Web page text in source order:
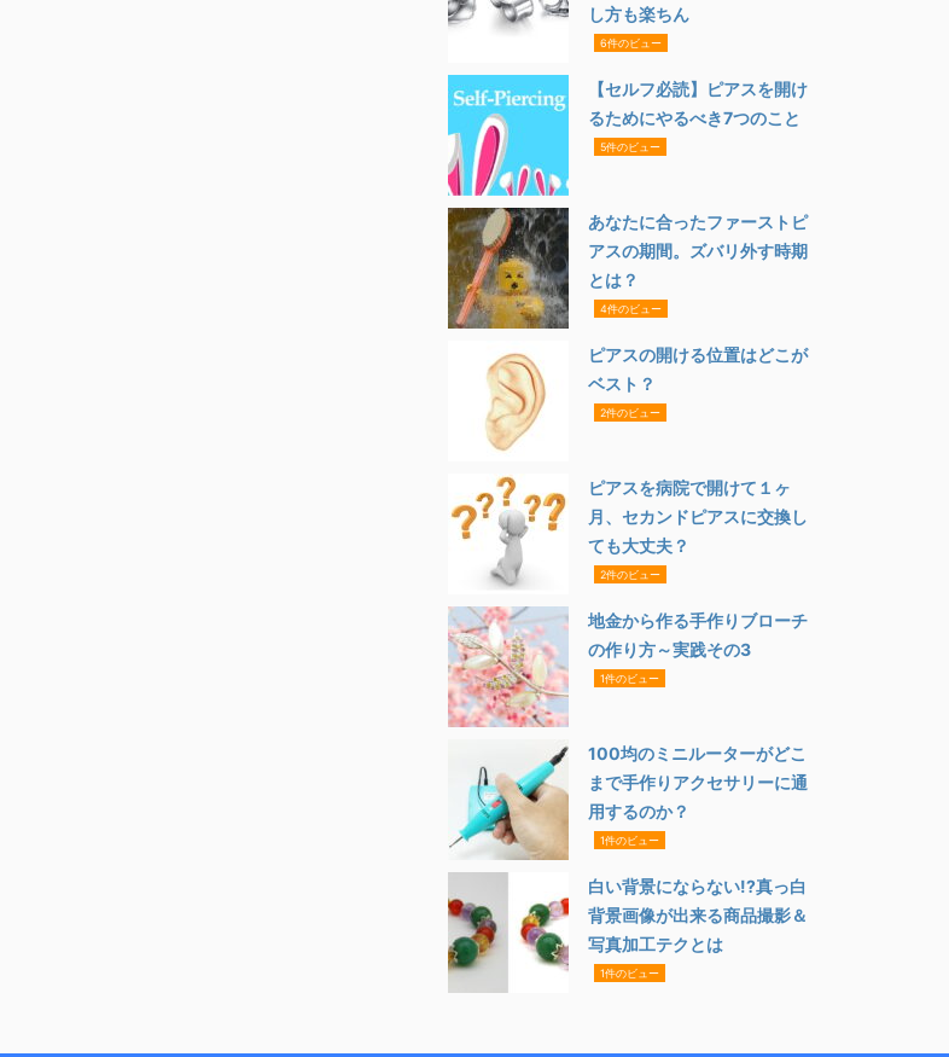
し方も楽ちん
6件のビュー
【セルフ必読】ピアスを開け
るためにやるべき7つのこと
5件のビュー
あなたに合ったファーストピ
アスの期間。ズバリ外す時期
とは？
4件のビュー
ピアスの開ける位置はどこが
ベスト？
2件のビュー
ピアスを病院で開けて１ヶ
月、セカンドピアスに交換し
ても大丈夫？
2件のビュー
地金から作る手作りブローチ
の作り方～実践その3
1件のビュー
100均のミニルーターがどこ
まで手作りアクセサリーに通
用するのか？
1件のビュー
白い背景にならない!?真っ白
背景画像が出来る商品撮影＆
写真加工テクとは
1件のビュー